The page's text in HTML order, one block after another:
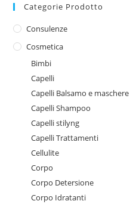
Categorie Prodotto
Consulenze
Cosmetica
Bimbi
Capelli
Capelli Balsamo e maschere
Capelli Shampoo
Capelli stilyng
Capelli Trattamenti
Cellulite
Corpo
Corpo Detersione
Corpo Idratanti